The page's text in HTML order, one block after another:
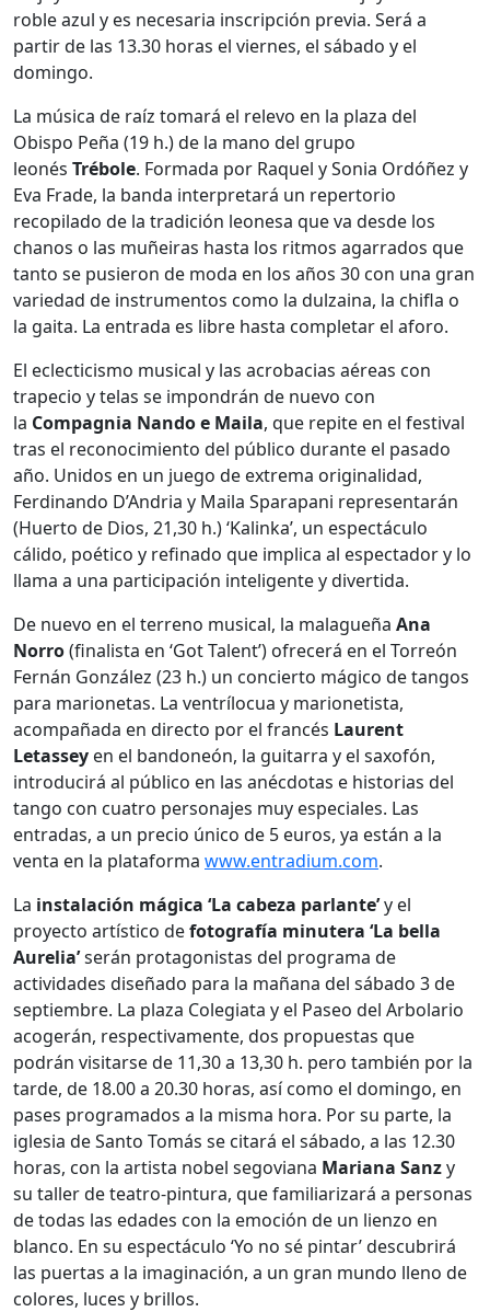
roble azul y es necesaria inscripción previa. Será a
partir de las 13.30 horas el viernes, el sábado y el
domingo.
La música de raíz tomará el relevo en la plaza del
Obispo Peña (19 h.) de la mano del grupo
leonés Trébole. Formada por Raquel y Sonia Ordóñez y
Eva Frade, la banda interpretará un repertorio
recopilado de la tradición leonesa que va desde los
chanos o las muñeiras hasta los ritmos agarrados que
tanto se pusieron de moda en los años 30 con una gran
variedad de instrumentos como la dulzaina, la chifla o
la gaita. La entrada es libre hasta completar el aforo.
El eclecticismo musical y las acrobacias aéreas con
trapecio y telas se impondrán de nuevo con
la Compagnia Nando e Maila, que repite en el festival
tras el reconocimiento del público durante el pasado
año. Unidos en un juego de extrema originalidad,
Ferdinando D’Andria y Maila Sparapani representarán
(Huerto de Dios, 21,30 h.) ‘Kalinka’, un espectáculo
cálido, poético y refinado que implica al espectador y lo
llama a una participación inteligente y divertida.
De nuevo en el terreno musical, la malagueña Ana
Norro(finalista en ‘Got Talent’) ofrecerá en el Torreón
Fernán González (23 h.) un concierto mágico de tangos
para marionetas. La ventrílocua y marionetista,
acompañada en directo por el francés Laurent
Letassey en el bandoneón, la guitarra y el saxofón,
introducirá al público en las anécdotas e historias del
tango con cuatro personajes muy especiales. Las
entradas, a un precio único de 5 euros, ya están a la
venta en la plataforma www.entradium.com.
La instalación mágica ‘La cabeza parlante’y el
proyecto artístico defotografía minutera ‘La bella
Aurelia’serán protagonistas del programa de
actividades diseñado para la mañana del sábado 3 de
septiembre. La plaza Colegiata y el Paseo del Arbolario
acogerán, respectivamente, dos propuestas que
podrán visitarse de 11,30 a 13,30 h. pero también por la
tarde, de 18.00 a 20.30 horas, así como el domingo, en
pases programados a la misma hora. Por su parte, la
iglesia de Santo Tomás se citará el sábado, a las 12.30
horas, con la artista nobel segoviana Mariana Sanzy
su taller de teatro-pintura, que familiarizará a personas
de todas las edades con la emoción de un lienzo en
blanco. En su espectáculo ‘Yo no sé pintar’ descubrirá
las puertas a la imaginación, a un gran mundo lleno de
colores, luces y brillos.